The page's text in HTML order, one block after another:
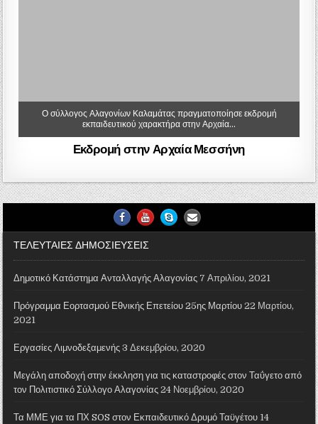
Ο σύλλογος Αλαγονίων Καλαμάτας πραγματοποίησε εκδρομή
εκπαιδευτικού χαρακτήρα στην Αρχαία…
Εκδρομή στην Αρχαία Μεσσήνη
Facebook
YoutubeSkypeEmail Us
ΤΕΛΕΥΤΑΙΕΣ ΔΗΜΟΣΙΕΥΣΕΙΣ
Δημοτικό Κατάστημα Ανταλλαγής Αλαγονίας 7 Απριλίου, 2021
Πρόγραμμα Εορτασμού Εθνικής Επετείου 25ης Μαρτίου 22 Μαρτίου,
2021
Εργασίες Λιμνοδεξαμενής 3 Δεκεμβρίου, 2020
Μεγάλη αποδοχή στην έκκληση για τις καταστροφές στον Ταΰγετο από
τον Πολιτιστικό Σύλλογο Αλαγονίας 24 Νοεμβρίου, 2020
Τα ΜΜΕ για τα ΠΧ SOS στον Εκπαιδευτικό Δρυμό Ταϋγέτου 14